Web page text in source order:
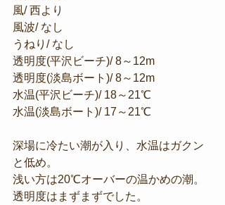
風/ 西より
風波/ なし
うねり/ なし
透明度(平沢ビーチ)/ 8～12m
透明度(淡島ボート)/ 8～12m
水温(平沢ビーチ)/ 18～21℃
水温(淡島ボート)/ 17～21℃
深場に冷たい潮が入り、水温はガクン
と低め。
浅い方は20℃オーバーの温かめの潮。
透明度はまずまずでした。